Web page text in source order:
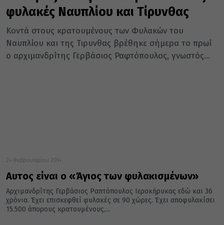
φυλακές Ναυπλίου και Τίρυνθας
Κοντά στους κρατουμένους των Φυλακών του
Ναυπλίου και της Τιρυνθας βρέθηκε σήμερα το πρωί
ο αρχιμανδρίτης Γερβάσιος Ραφτόπουλος, γνωστός...
24 Φεβρουαρίου 2014
Αυτος είναι ο «Άγιος των φυλακισμένων»
Αρχιμανδρίτης Γερβάσιος Ραπτόπουλος Ιεροκήρυκας εδώ και 36
χρόνια. Έχει επισκεφθεί φυλακές σε 90 χώρες. Έχει αποφυλακίσει
15.500 άπορους κρατουμένους,...